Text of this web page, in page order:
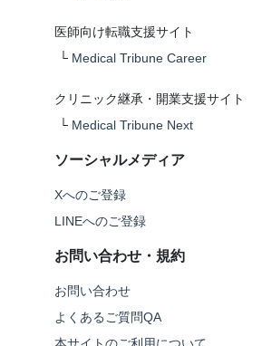
医師向け転職支援サイト
└ Medical Tribune Career
クリニック継承・開業支援サイト
└ Medical Tribune Next
ソーシャルメディア
Xへのご登録
LINEへのご登録
お問い合わせ・規約
お問い合わせ
よくあるご質問QA